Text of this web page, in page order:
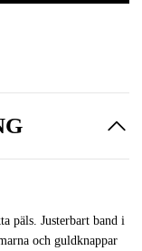
päls. Justerbart band i
och guldknappar